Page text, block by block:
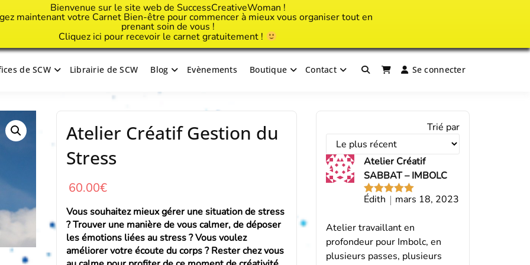
Bienvenue sur le site web de SuccessCreativeWoman !
maintenant votre Carnet Bien-être pour commencer à mieux vous organiser tout en
prenant soin de vous !
Cliquez ici pour recevoir le carnet gratuitement !
Woman
de SCW Librairie de SCW Blog Evènements Boutique Contact Se connecter
Atelier Créatif Gestion du
Stress
60.00€
Vous souhaitez mieux gérer une situation de stress
? Trouver une manière de vous calmer, de déposer
les émotions liées au stress ? Vous voulez
améliorer votre écoute du corps ? Rester chez vous
Trié parTrier
Note5
sur
Atelier Créatif
SABBAT – IMBOLC
Édith
mars 18, 2023
Atelier travaillant en
profondeur pour Imbolc, en
plusieurs passes, plusieurs